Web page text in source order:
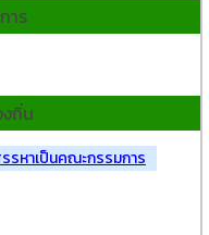
าร
ถิ่น
รหาเป็นคณะกรรมการ